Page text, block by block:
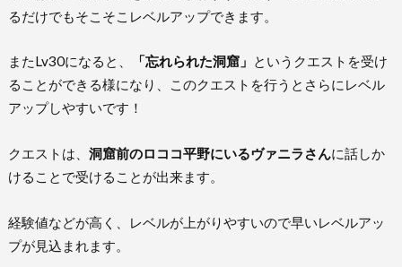
るだけでもそこそこレベルアップできます。
またLv30になると、 「忘れられた洞窟」 というクエストを受け
ることができる様になり、このクエストを行うとさらにレベル
アップしやすいです！
クエストは、 洞窟前のロココ平野にいるヴァニラさんに話しか
けることで受けることが出来ます。
経験値などが高く、レベルが上がりやすいので早いレベルアッ
プが見込まれます。